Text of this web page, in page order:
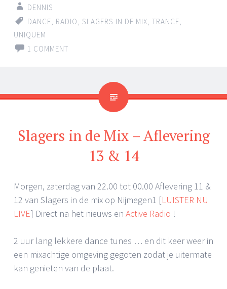
DENNIS
DANCE, RADIO, SLAGERS IN DE MIX, TRANCE,
UNIQUEM
1 COMMENT
Slagers in de Mix – Aflevering
13 & 14
Morgen, zaterdag van 22.00 tot 00.00 Aflevering 11 &
12 van Slagers in de mix op Nijmegen1 [LUISTER NU
LIVE] Direct na het nieuws en Active Radio !
2 uur lang lekkere dance tunes … en dit keer weer in
een mixachtige omgeving gegoten zodat je uitermate
kan genieten van de plaat.